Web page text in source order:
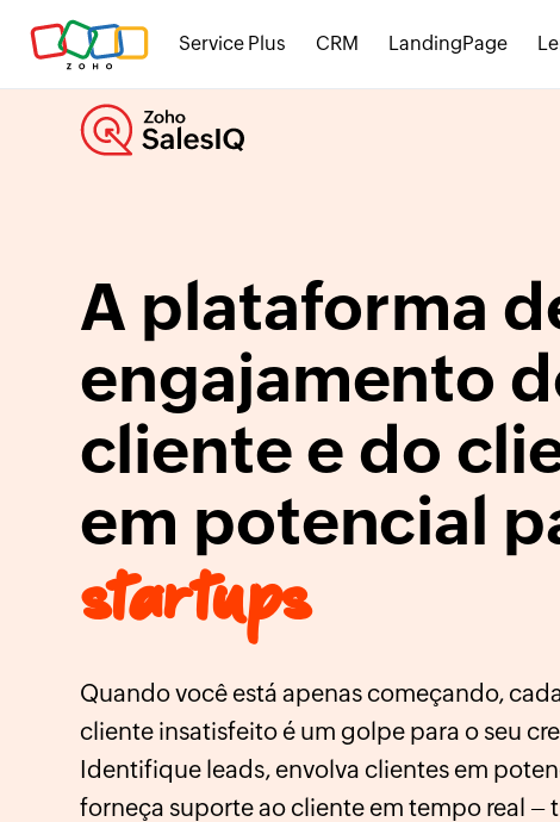
Service Plus CRM LandingPage
A plataforma
engajamento
cliente e do
em potencial
startups
Quando você está apenas começando,
cliente insatisfeito é um golpe para o seu
Identifique leads, envolva clientes em
forneça suporte ao cliente em tempo real –